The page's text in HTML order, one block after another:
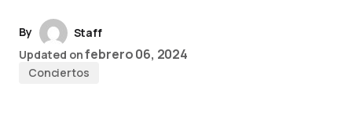
By
Staff
Updated onfebrero 06, 2024
Conciertos